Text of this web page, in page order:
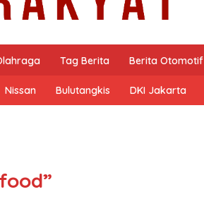
Tag Berita Berita Otomotif
Nissan Bulutangkis DKI Jakarta